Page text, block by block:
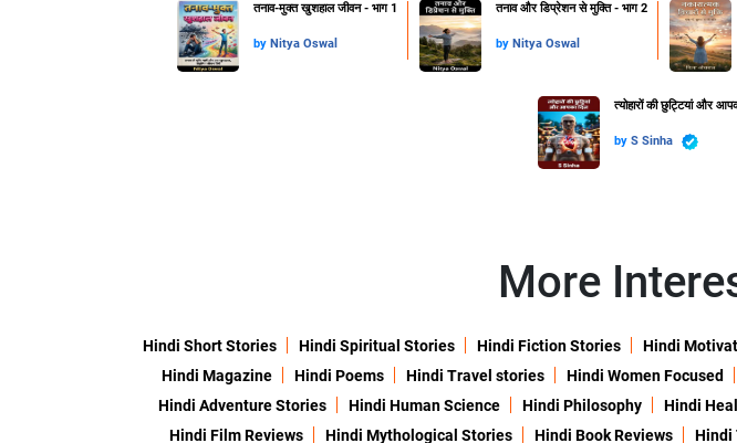
तनाव-मुक्त खुशहाल जीवन - भाग 1
by Nitya Oswal
तनाव और डिप्रेशन से मुक्ति - भाग 2
by Nitya Oswal
त्योहारों की छुट्टियां और
by S Sinha
More
Hindi Short Stories Hindi Spiritual Stories Hindi Fiction Stories Hindi
Hindi Magazine
Hindi Poems Hindi Travel stories Hindi Women Focused
Hindi Adventure Stories
Hindi Human Science Hindi Philosophy Hindi
Hindi Film Reviews
Hindi Mythological Stories Hindi Book Reviews Hindi